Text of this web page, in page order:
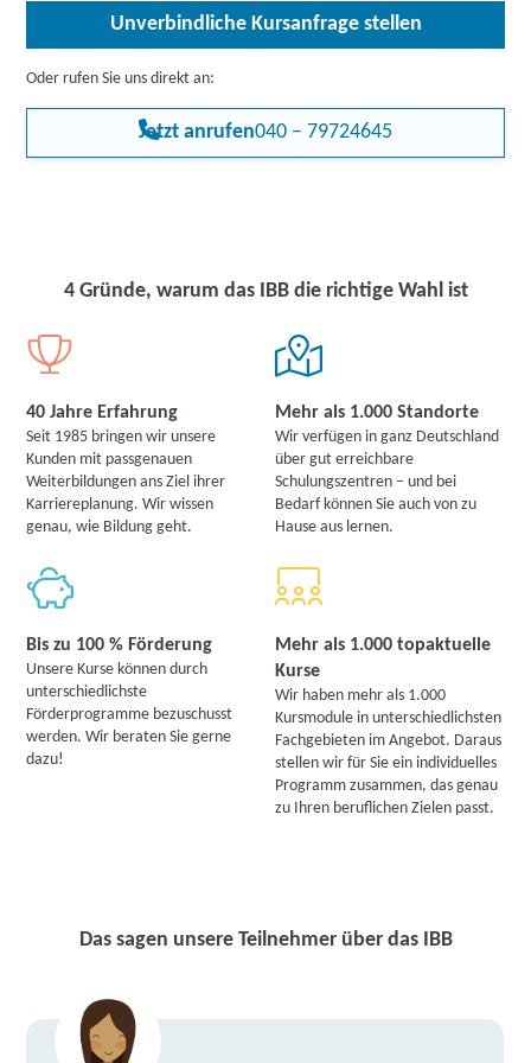
Programmier-Anfängern abgrenzen. Absolventen der Maßnahme
können sich mit den erworbenen Kenntnissen und Fertigkeiten
kompetent in Entwickler-Teams einbringen und erhöhen damit
ihre Chance auf dem Arbeitsmarkt.
Unverbindliche Kursanfrage stellen
Oder rufen Sie uns direkt an:
Jetzt anrufen040 – 79724645
4 Gründe, warum das IBB die richtige Wahl ist
40 Jahre Erfahrung
Seit 1985 bringen wir unsere
Kunden mit passgenauen
Weiterbildungen ans Ziel ihrer
Karriereplanung. Wir wissen
genau, wie Bildung geht.
Mehr als 1.000 Standorte
Wir verfügen in ganz Deutschland
über gut erreichbare
Schulungszentren – und bei
Bedarf können Sie auch von zu
Hause aus lernen.
Bis zu 100 % Förderung
Unsere Kurse können durch
unterschiedlichste
Förderprogramme bezuschusst
werden. Wir beraten Sie gerne
dazu!
Mehr als 1.000 topaktuelle
Kurse
Wir haben mehr als 1.000
Kursmodule in unterschiedlichsten
Fachgebieten im Angebot. Daraus
stellen wir für Sie ein individuelles
Programm zusammen, das genau
zu Ihren beruflichen Zielen passt.
Das sagen unsere Teilnehmer über das IBB